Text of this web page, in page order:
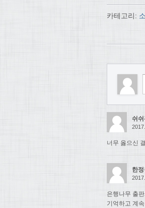
카테고리:
쉬
너무 옳으신
한정
은행나무 출
기억하고 계